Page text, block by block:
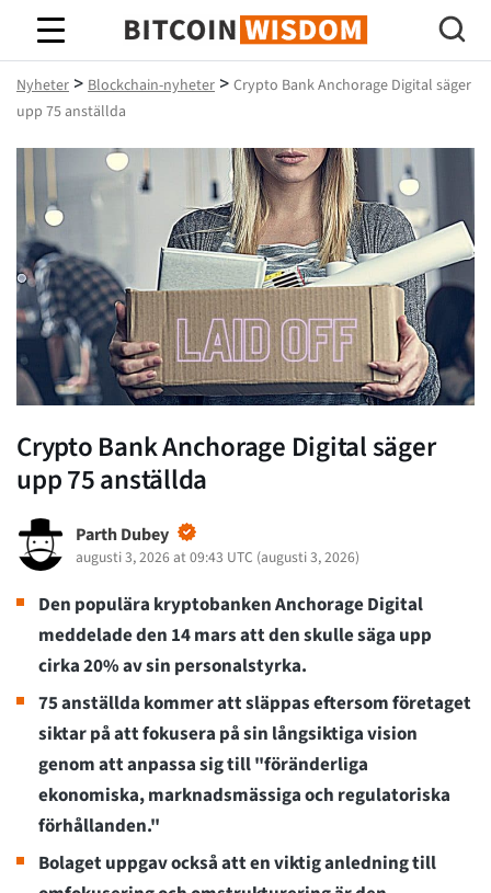
Bitcoin Wisdom
Nyheter > Blockchain-nyheter > Crypto Bank Anchorage Digital säger
upp 75 anställda
Crypto Bank Anchorage Digital säger
upp 75 anställda
Parth Dubey
augusti 3, 2026 at 09:43 UTC (augusti 3, 2026)
Den populära kryptobanken Anchorage Digital
meddelade den 14 mars att den skulle säga upp
cirka 20% av sin personalstyrka.
75 anställda kommer att släppas eftersom företaget
siktar på att fokusera på sin långsiktiga vision
genom att anpassa sig till "föränderliga
ekonomiska, marknadsmässiga och regulatoriska
förhållanden."
Bolaget uppgav också att en viktig anledning till